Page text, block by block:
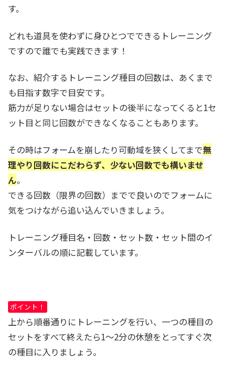
す。
どれも道具を使わずに身ひとつでできるトレーニング
ですので誰でも実践できます！
なお、紹介するトレーニング種目の回数は、あくまで
も目指す数字で目安です。
筋力が足りない場合はセットの後半になってくると1セ
ット目と同じ回数ができなくなることもあります。
その時はフォームを崩したり可動域を狭くしてまで無
理やり回数にこだわらず、少ない回数でも構いませ
ん。
できる回数（限界の回数）までで良いのでフォームに
気をつけながら追い込んでいきましょう。
トレーニング種目名・回数・セット数・セット間のイ
ンターバルの順に記載 しています。
ポイント！
上から順番通りにトレーニングを行い、一つの種目の
セットをすべて終えたら1～2分の休憩をとってすぐ次
の種目に入りましょう。